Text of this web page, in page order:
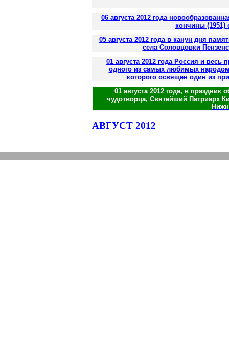
06 августа 2012 года
кончины (1951)
05 августа 2012 года в канун дня
села Соловцовки
01 августа 2012 года Россия и
одного из самых любимых
которого освящен один из
01 августа 2012 года, в
чудотворца, Святейший Патриарх
АВГУСТ 2012